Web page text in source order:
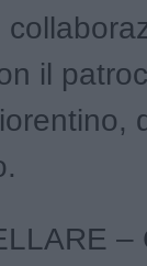
il
–